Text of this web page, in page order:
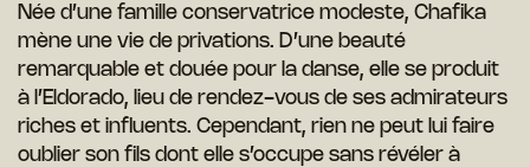
Née d’une famille conservatrice modeste, Chafika
mène une vie de privations. D’une beauté
remarquable et douée pour la danse, elle se produit
à l’Eldorado, lieu de rendez-vous de ses admirateurs
riches et influents. Cependant, rien ne peut lui faire
oublier son fils dont elle s’occupe sans révéler à